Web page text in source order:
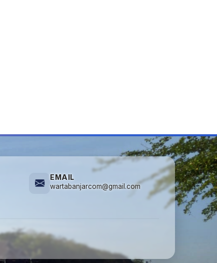
EMAIL
wartabanjarcom@gmail.com